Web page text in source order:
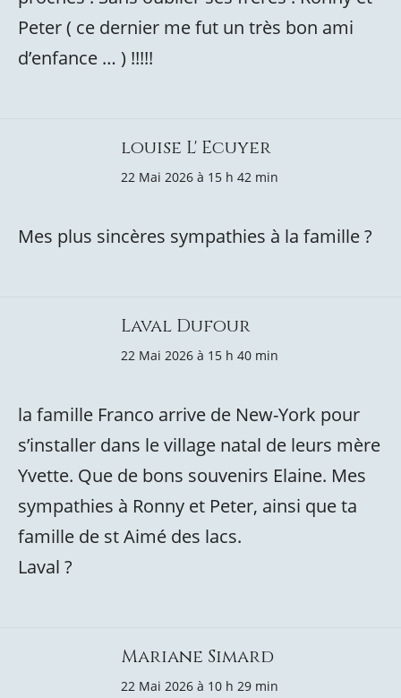
Peter ( ce dernier me fut un très bon ami
d’enfance … ) !!!!!
louise L' Ecuyer
22 Mai 2026 à 15 h 42 min
Mes plus sincères sympathies à la famille ?
Laval Dufour
22 Mai 2026 à 15 h 40 min
la famille Franco arrive de New-York pour
s’installer dans le village natal de leurs mère
Yvette. Que de bons souvenirs Elaine. Mes
sympathies à Ronny et Peter, ainsi que ta
famille de st Aimé des lacs.
Laval ?
Mariane Simard
22 Mai 2026 à 10 h 29 min